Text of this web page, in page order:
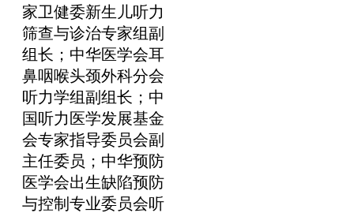
家卫健委新生儿听力
筛查与诊治专家组副
组长；中华医学会耳
鼻咽喉头颈外科分会
听力学组副组长；中
国听力医学发展基金
会专家指导委员会副
主任委员；中华预防
医学会出生缺陷预防
与控制专业委员会听